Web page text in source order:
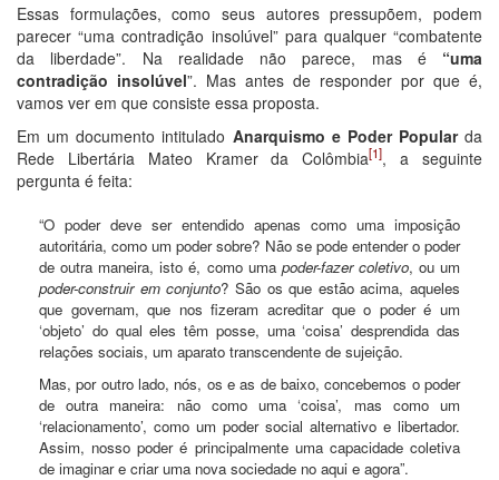
Essas formulações, como seus autores pressupõem, podem
parecer “uma contradição insolúvel” para qualquer “combatente
da liberdade”. Na realidade não parece, mas é “uma
contradição insolúvel”. Mas antes de responder por que é,
vamos ver em que consiste essa proposta.
Em um documento intitulado Anarquismo e Poder Popularda
Rede Libertária Mateo Kramer da Colômbia[1], a seguinte
pergunta é feita:
“O poder deve ser entendido apenas como uma imposição
autoritária, como um poder sobre? Não se pode entender o poder
de outra maneira, isto é, como uma poder-fazer coletivo, ou um
poder-construir em conjunto? São os que estão acima, aqueles
que governam, que nos fizeram acreditar que o poder é um
‘objeto’ do qual eles têm posse, uma ‘coisa’ desprendida das
relações sociais, um aparato transcendente de sujeição.
Mas, por outro lado, nós, os e as de baixo, concebemos o poder
de outra maneira: não como uma ‘coisa’, mas como um
‘relacionamento’, como um poder social alternativo e libertador.
Assim, nosso poder é principalmente uma capacidade coletiva
de imaginar e criar uma nova sociedade no aqui e agora”.